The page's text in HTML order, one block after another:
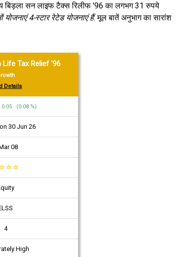
बिड़ला सन लाइफ टैक्स रिलीफ '96 का लगभग 31 रुपये
योजनाएं 4-स्टार रेटेड योजनाएं हैं. मूल बातें अनुभाग का सारांश
Life Tax Relief '96
Details
(0.08 %)
30 Jun 26
08
☆ ☆
4
High